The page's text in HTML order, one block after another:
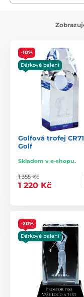
-10%
Dárkové balení
Golfová trofej
Golf
Skladem v e-shopu.
1 355 Kč
1 220 Kč
-20%
Dárkové balení